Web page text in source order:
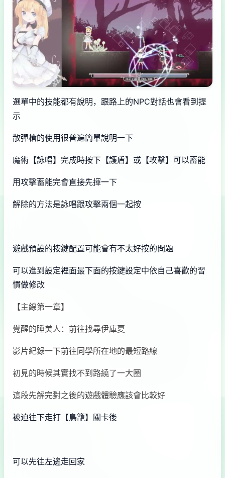
選單中的技能都有說明，跟路上的NPC對話也會看到提
示
散彈槍的使用很普遍簡單說明一下
魔術【詠唱】完成時按下【護盾】或【攻擊】可以蓄能
用攻擊蓄能完會直接先揮一下
解除的方法是詠唱跟攻擊兩個一起按
遊戲預設的按鍵配置可能會有不太好按的問題
可以進到設定裡面最下面的按鍵設定中依自己喜歡的習
慣做修改
【主線第一章】
覺醒的睡美人：前往找尋伊庫夏
影片紀錄一下前往同學所在地的最短路線
初見的時候其實找不到路繞了一大圈
這段先解完對之後的遊戲體驗應該會比較好
被迫往下走打【鳥籠】關卡後
可以先往左邊走回家